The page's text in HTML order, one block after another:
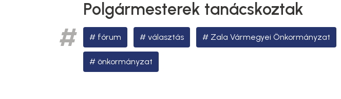
Polgármesterek tanácskoztak
fórum választás Zala Vármegyei Önkormányzat
önkormányzat